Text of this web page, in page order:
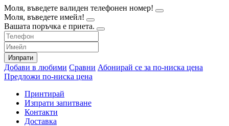
Моля, въведете валиден телефонен номер!
Моля, въведете имейл!
Вашата поръчка е приета.
Изпрати
Добави в любими Сравни Абонирай се за по-ниска цена
Предложи по-ниска цена
Принтирай
Изпрати запитване
Контакти
Доставка